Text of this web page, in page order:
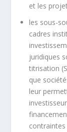
et les
les sous-
cadres
juridiques
titrisation
que
leur